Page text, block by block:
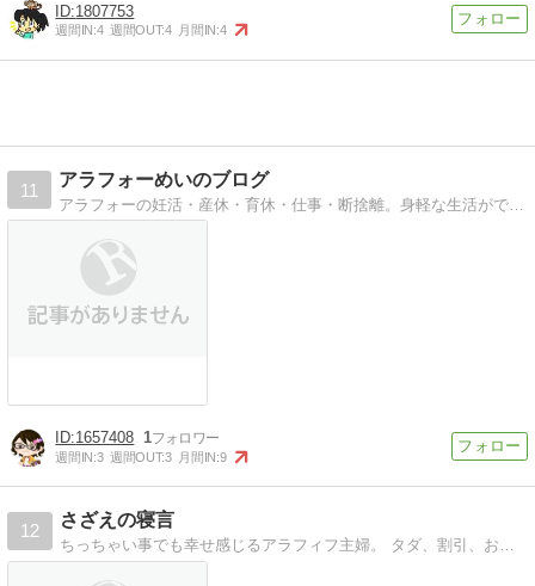
1807753
週間IN:4 週間OUT:4 月間IN:4
11
アラフォーめいのブログ
アラフォーの妊活・産休・育休・仕事・断捨離。身軽な生活ができるのか、徒然なるままに…
1657408 1
週間IN:3 週間OUT:3 月間IN:9
12
さざえの寝言
ちっちゃい事でも幸せ感じるアラフィフ主婦。 タダ、割引、おまけというワードに敏感に反応。 美味しいもの、お酒も好き。夫、息子、娘と４人ぐらし。 超高齢化の両実…